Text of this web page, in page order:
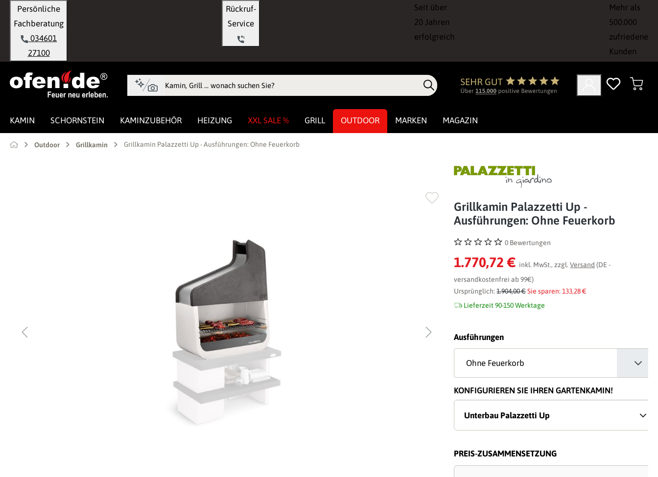
Zur Hauptnavigation springen
Persönliche
Fachberatung
034601
27100
Rückruf-
Seit über
20 Jahren
erfolgreich
Mehr als
500.000
zufriedene
Kunden
KAMIN SCHORNSTEIN KAMINZUBEHÖR HEIZUNG XXL SALE % GRILL OUTDOOR MARKEN MAGAZIN
Outdoor Grillkamin Grillkamin Palazzetti Up - Ausführungen: Ohne Feuerkorb
Grillkamin Palazzetti Up -
Ausführungen: Ohne Feuerkorb
Durchschnittliche Bewertung von 0 von 5 Sternen
0 Bewertungen
1.770,72 € inkl. MwSt., zzgl.Versand (DE -
versandkostenfrei ab 99€)
Ursprünglich:1.904,00 €Sie sparen: 133,28 €
Lieferzeit 90-150 Werktage
Ausführungenauswählen
KONFIGURIEREN SIE IHREN GARTENKAMIN!
Unterbau Palazzetti Up
PREIS-ZUSAMMENSETZUNG